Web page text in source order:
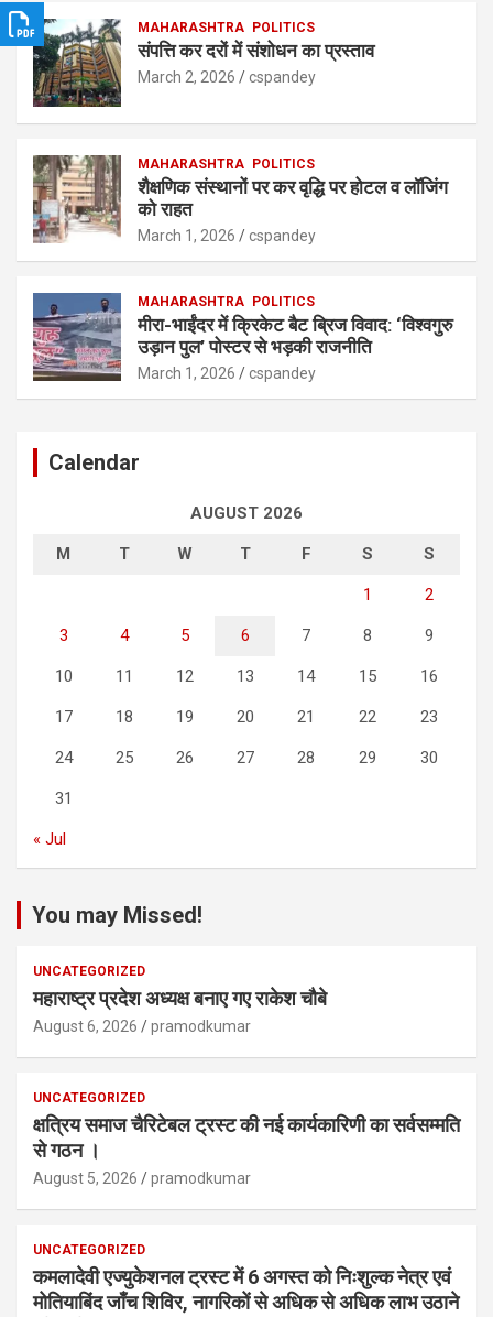
p k MAHARASHTRA POLITICS
संपत्ति कर दरों में संशोधन का प्रस्ताव
March 2, 2026 cspandey
MAHARASHTRA POLITICS
शैक्षणिक संस्थानों पर कर वृद्धि पर होटल व लॉजिंग
को राहत
March 1, 2026 cspandey
MAHARASHTRA POLITICS
मीरा-भाईंदर में क्रिकेट बैट ब्रिज विवाद: ‘विश्वगुरु
उड़ान पुल’ पोस्टर से भड़की राजनीति
March 1, 2026 cspandey
Calendar
AUGUST 2026
M T W T F S S
1 2
3 4 5 6 7 8 9
10 11 12 13 14 15 16
17 18 19 20 21 22 23
24 25 26 27 28 29 30
31
« Jul
You may Missed!
UNCATEGORIZED
महाराष्ट्र प्रदेश अध्यक्ष बनाए गए राकेश चौबे
August 6, 2026 pramodkumar
UNCATEGORIZED
क्षत्रिय समाज चैरिटेबल ट्रस्ट की नई कार्यकारिणी का सर्वसम्मति
से गठन ।
August 5, 2026 pramodkumar
UNCATEGORIZED
कमलादेवी एज्युकेशनल ट्रस्ट में 6 अगस्त को निःशुल्क नेत्र एवं
मोतियाबिंद जाँच शिविर, नागरिकों से अधिक से अधिक लाभ उठाने